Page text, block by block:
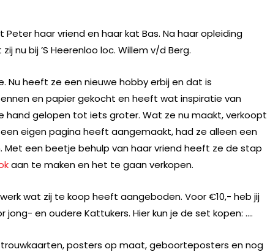
haar vriend en haar kat Bas. Na haar opleiding
nu bij ’S Heerenloo loc. Willem v/d Berg.
heeft ze een nieuwe hobby erbij en dat is
en papier gekocht en heeft wat inspiratie van
hand gelopen tot iets groter. Wat ze nu maakt, verkoopt
eigen pagina heeft aangemaakt, had ze alleen een
Met een beetje behulp van haar vriend heeft ze de stap
aan te maken en het te gaan verkopen.
wat zij te koop heeft aangeboden. Voor €10,- heb jij
en oudere Kattukers. Hier kun je de set kopen: ….
posters op maat, geboorteposters en nog